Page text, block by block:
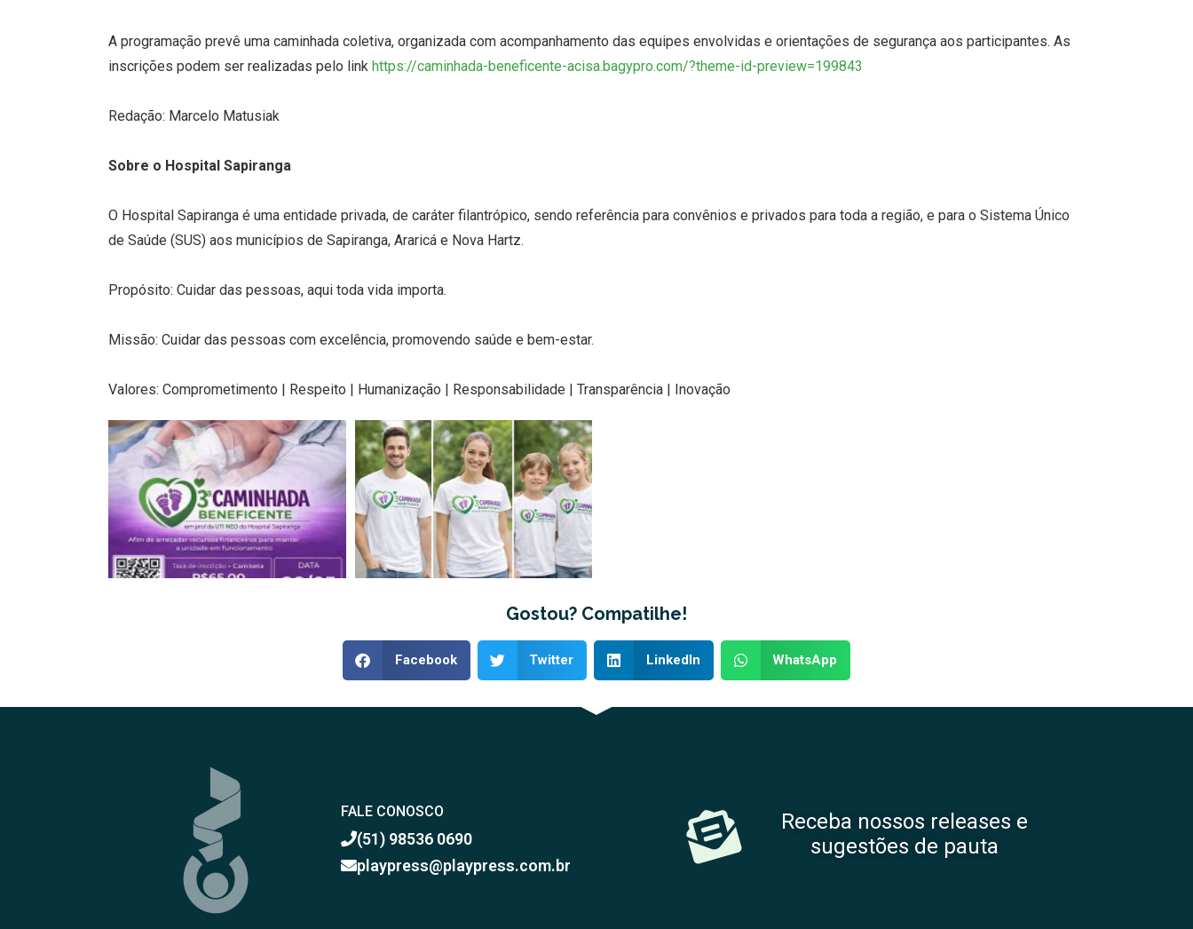
A programação prevê uma caminhada coletiva, organizada com acompanhamento das equipes envolvidas e orientações de segurança aos participantes. As
inscrições podem ser realizadas pelo link https://caminhada-beneficente-acisa.bagypro.com/?theme-id-preview=199843
Redação: Marcelo Matusiak
Sobre o Hospital Sapiranga
O Hospital Sapiranga é uma entidade privada, de caráter filantrópico, sendo referência para convênios e privados para toda a região, e para o Sistema Único
de Saúde (SUS) aos municípios de Sapiranga, Araricá e Nova Hartz.
Propósito: Cuidar das pessoas, aqui toda vida importa.
Missão: Cuidar das pessoas com excelência, promovendo saúde e bem-estar.
Valores: Comprometimento | Respeito | Humanização | Responsabilidade | Transparência | Inovação
Gostou? Compatilhe!
Facebook Twitter LinkedIn WhatsApp
FALE CONOSCO
(51) 98536 0690
playpress@playpress.com.br
Receba nossos releases e
sugestões de pauta